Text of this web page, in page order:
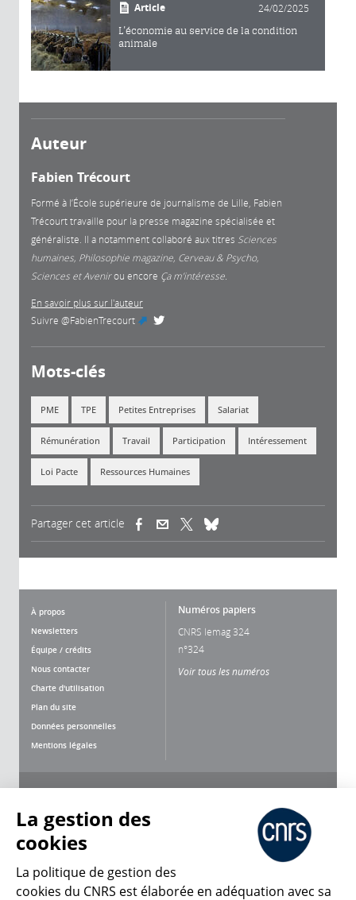
Article 24/02/2025
L’économie au service de la condition
animale
Auteur
Fabien Trécourt
Formé à l’École supérieure de journalisme de Lille, Fabien
Trécourt travaille pour la presse magazine spécialisée et
généraliste. Il a notamment collaboré aux titres Sciences
humaines, Philosophie magazine, Cerveau & Psycho,
Sciences et Avenirou encore Ça m’intéresse.
En savoir plus sur l'auteur
Suivre @FabienTrecourt (link is external)
Mots-clés
PME TPE Petites Entreprises Salariat
Rémunération Travail Participation Intéressement
Loi Pacte Ressources Humaines
Partager cet article (link is external)(link is external)
À propos
Newsletters
Équipe / crédits
Nous contacter
Charte d'utilisation
Plan du site
Données personnelles
Mentions légales
Numéros papiers
CNRS lemag 324
n°324
Voir tous les numéros
Nous suivre Partager
La gestion des
cookies
La politique de gestion des
cookies du CNRS est élaborée en adéquation avec sa